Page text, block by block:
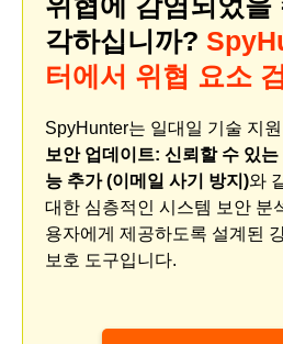
각하십니까?
터에서 위협 요소
SpyHunter는 일대일 기술 지
보안 업데이트: 신뢰할 수 있는
능 추가 (이메일 사기 방지)와
대한 심층적인 시스템 보안 분
용자에게 제공하도록 설계된
보호 도구입니다.